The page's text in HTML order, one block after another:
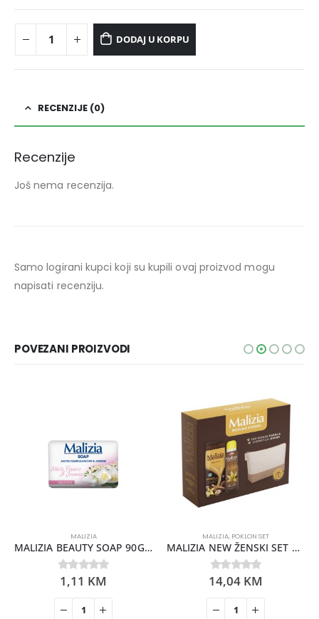
DODAJ U KORPU
RECENZIJE (0)
Recenzije
Još nema recenzija.
Samo logirani kupci koji su kupili ovaj proizvod mogu
napisati recenziju.
POVEZANI PROIZVODI
MALIZIA
MALIZIA BEAUTY SOAP 90GR FLOWER JASMIN
0out of 5
1,11 KM
MALIZIA, POKLON SET
MALIZIA NEW ŽENSKI SET VANILLA (DEO+TUŠ GEL+NESESE
0 out of 5
14,04 KM